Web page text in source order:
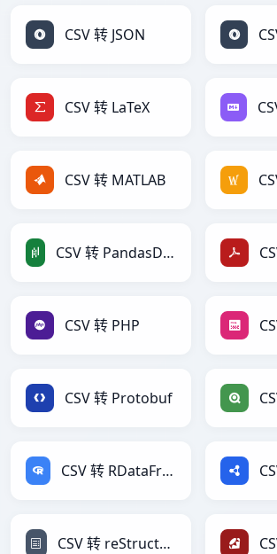
CSV 转 JSON
CSV 转 LaTeX
CSV 转 MATLAB
CSV 转 PandasDataFrame
CSV 转 PHP
CSV 转 Protobuf
CSV 转 RDataFrame
CSV 转 reStructuredText